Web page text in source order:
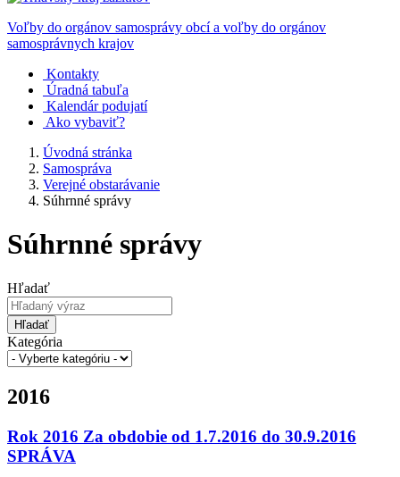
Voľby do orgánov samosprávy obcí a voľby do orgánov
samosprávnych krajov
Kontakty
Úradná tabuľa
Kalendár podujatí
Ako vybaviť?
Úvodná stránka
Samospráva
Verejné obstarávanie
Súhrnné správy
Súhrnné správy
Hľadať
Hľadať
Kategória
2016
Rok 2016 Za obdobie od 1.7.2016 do 30.9.2016
SPRÁVA